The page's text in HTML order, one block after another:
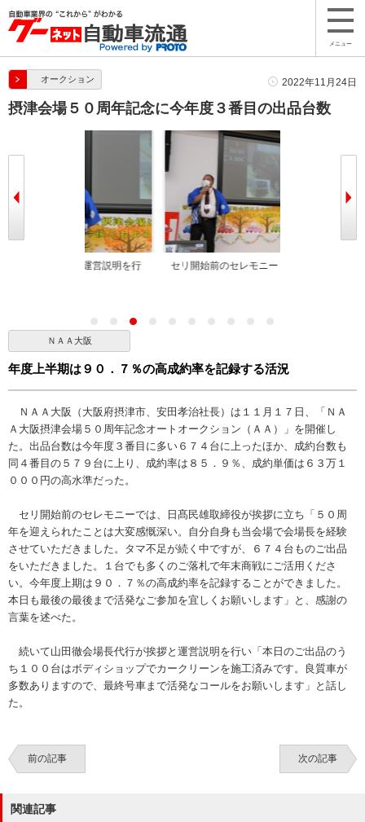
メニュー
オークション 2022年11月24日
摂津会場５０周年記念に今年度３番目の出品台数
セリ開始前のセレモニー
ＮＡＡ大阪
年度上半期は９０．７％の高成約率を記録する活況
ＮＡＡ大阪（大阪府摂津市、安田孝治社長）は１１月１７日、「ＮＡ
Ａ大阪摂津会場５０周年記念オートオークション（ＡＡ）」を開催し
た。出品台数は今年度３番目に多い６７４台に上ったほか、成約台数も
同４番目の５７９台に上り、成約率は８５．９％、成約単価は６３万１
０００円の高水準だった。
セリ開始前のセレモニーでは、日髙民雄取締役が挨拶に立ち「５０周
年を迎えられたことは大変感慨深い。自分自身も当会場で会場長を経験
させていただきました。タマ不足が続く中ですが、６７４台ものご出品
をいただきました。１台でも多くのご落札で年末商戦にご活用くださ
い。今年度上期は９０．７％の高成約率を記録することができました。
本日も最後の最後まで活発なご参加を宜しくお願いします」と、感謝の
言葉を述べた。
続いて山田徹会場長代行が挨拶と運営説明を行い「本日のご出品のう
ち１００台はボディショップでカークリーンを施工済みです。良質車が
多数ありますので、最終号車まで活発なコールをお願いします」と話し
た。
前の記事 次の記事
関連記事